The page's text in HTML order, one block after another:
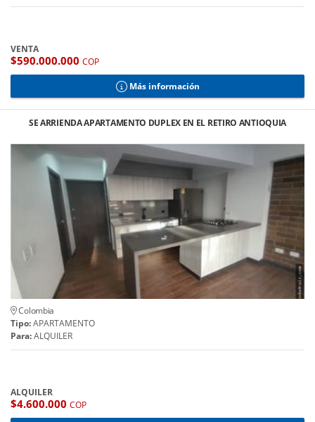
VENTA
$590.000.000 COP
Más información
SE ARRIENDA APARTAMENTO DUPLEX EN EL RETIRO ANTIOQUIA
Colombia
Tipo:APARTAMENTO
Para:ALQUILER
ALQUILER
$4.600.000 COP